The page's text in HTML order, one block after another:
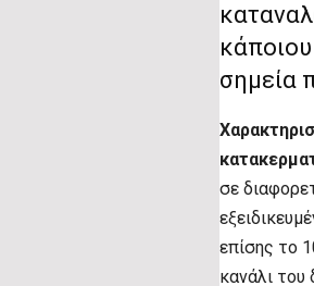
σημεία
σε
επίσης το
κανάλι του